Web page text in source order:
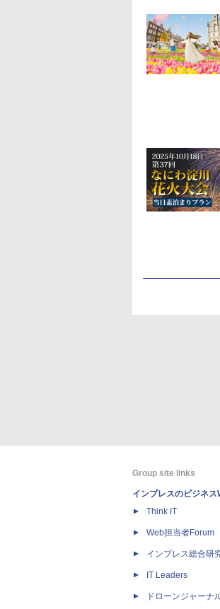
Group site links
インプレスのビジネス
Think IT
Web担当者Forum
インプレス総合研
IT Leaders
ドローンジャーナ